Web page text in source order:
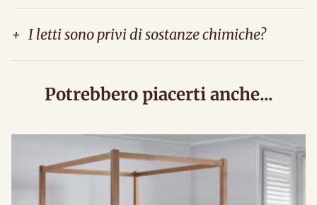
+ I letti sono privi di sostanze chimiche?
Potrebbero piacerti anche...